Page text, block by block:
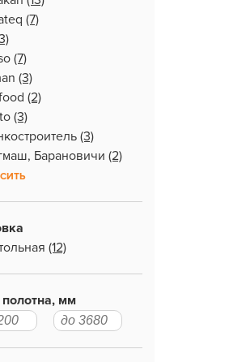
(7)
(7)
(3)
(2)
(3)
(3)
Барановичи (2)
(12)
мм